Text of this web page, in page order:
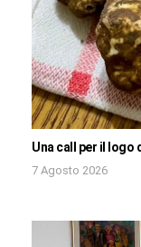
Una call per il logo
7 Agosto 2026